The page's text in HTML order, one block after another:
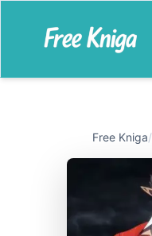
Free Kniga/